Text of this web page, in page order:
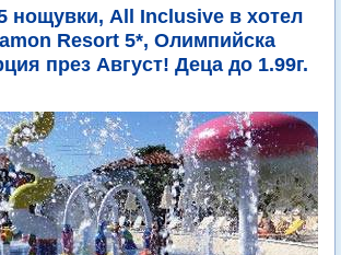
нощувки, All Inclusive в хотел
Resort 5*, Олимпийска
през Август! Деца до 1.99г.